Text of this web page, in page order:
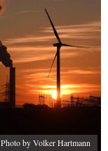
by Volker Hartmann